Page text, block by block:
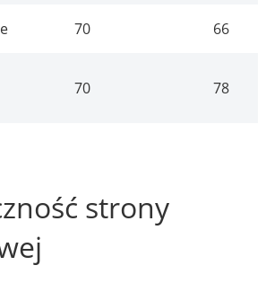
70 66
70 78
strony